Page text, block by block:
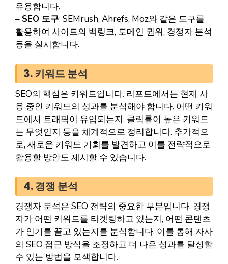
유용합니다.
– SEO 도구: SEMrush, Ahrefs, Moz와 같은 도구를
활용하여 사이트의 백링크, 도메인 권위, 경쟁자 분석
등을 실시합니다.
3. 키워드 분석
SEO의 핵심은 키워드입니다. 리포트에서는 현재 사
용 중인 키워드의 성과를 분석해야 합니다. 어떤 키워
드에서 트래픽이 유입되는지, 클릭률이 높은 키워드
는 무엇인지 등을 체계적으로 정리합니다. 추가적으
로, 새로운 키워드 기회를 발견하고 이를 전략적으로
활용할 방안도 제시할 수 있습니다.
4. 경쟁 분석
경쟁자 분석은 SEO 전략의 중요한 부분입니다. 경쟁
자가 어떤 키워드를 타겟팅하고 있는지, 어떤 콘텐츠
가 인기를 끌고 있는지를 분석합니다. 이를 통해 자사
의 SEO 접근 방식을 조정하고 더 나은 성과를 달성할
수 있는 방법을 모색합니다.